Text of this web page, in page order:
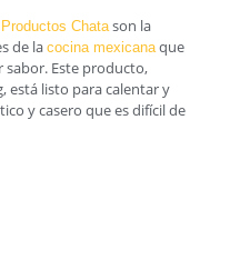
Productos Chatason la
de la cocina mexicanaque
sabor. Este producto,
está listo para calentar y
y casero que es difícil de